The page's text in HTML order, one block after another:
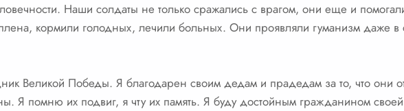
Наши солдаты не только сражались с врагом, они еще и
кормили голодных, лечили больных. Они проявляли гуманизм даже в
Великой Победы. Я благодарен своим дедам и прадедам за то, что они
Я помню их подвиг, я чту их память. Я буду достойным гражданином